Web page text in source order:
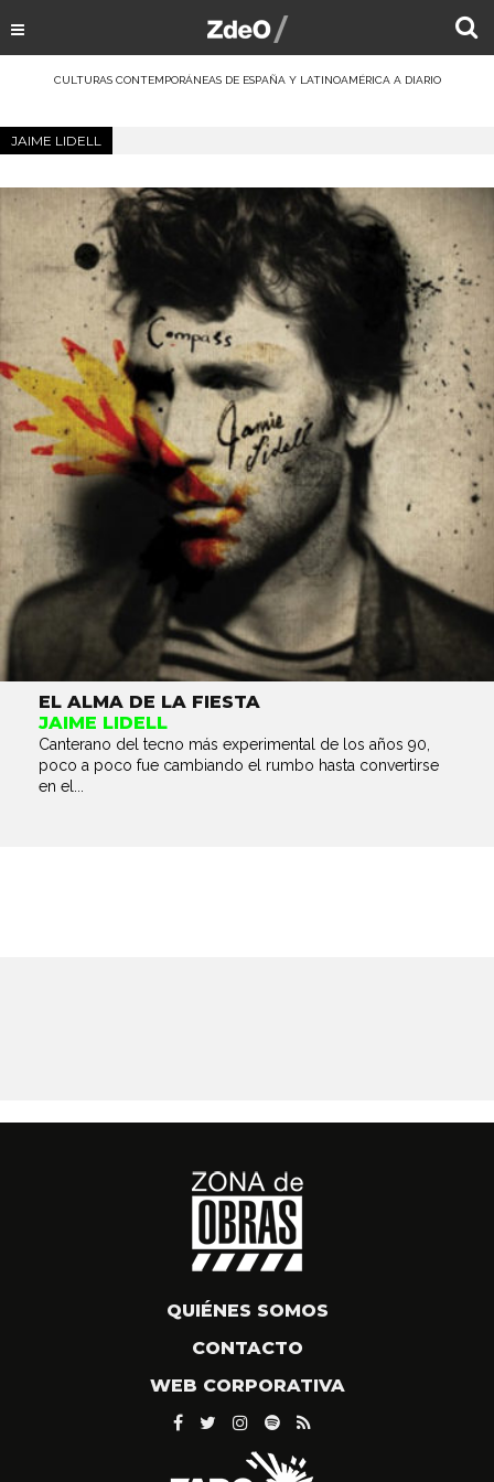
CULTURAS CONTEMPORÁNEAS DE ESPAÑA Y LATINOAMÉRICA A DIARIO
JAIME LIDELL
EL ALMA DE LA FIESTA
JAIME LIDELL
Canterano del tecno más experimental de los años 90,
poco a poco fue cambiando el rumbo hasta convertirse
en el...
QUIÉNES SOMOS
CONTACTO
WEB CORPORATIVA